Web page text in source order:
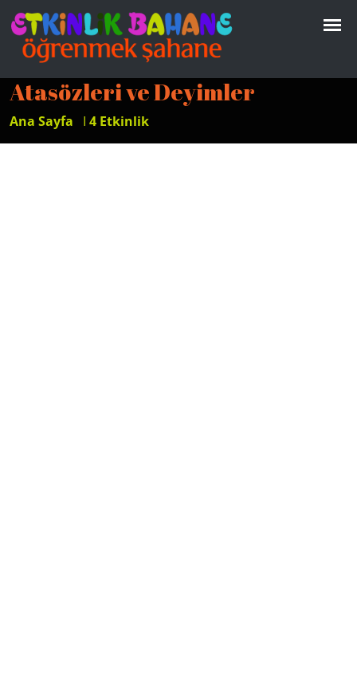
Atasözleri ve Deyimler
Ana Sayfa I 4 Etkinlik